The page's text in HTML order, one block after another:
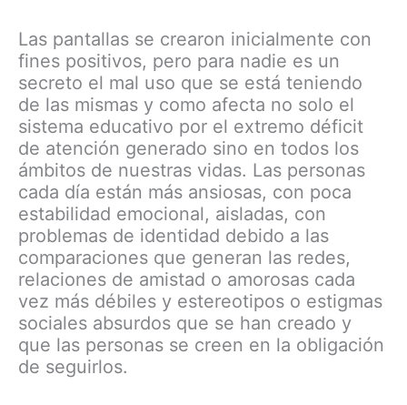
Las pantallas se crearon inicialmente con
fines positivos, pero para nadie es un
secreto el mal uso que se está teniendo
de las mismas y como afecta no solo el
sistema educativo por el extremo déficit
de atención generado sino en todos los
ámbitos de nuestras vidas. Las personas
cada día están más ansiosas, con poca
estabilidad emocional, aisladas, con
problemas de identidad debido a las
comparaciones que generan las redes,
relaciones de amistad o amorosas cada
vez más débiles y estereotipos o estigmas
sociales absurdos que se han creado y
que las personas se creen en la obligación
de seguirlos.